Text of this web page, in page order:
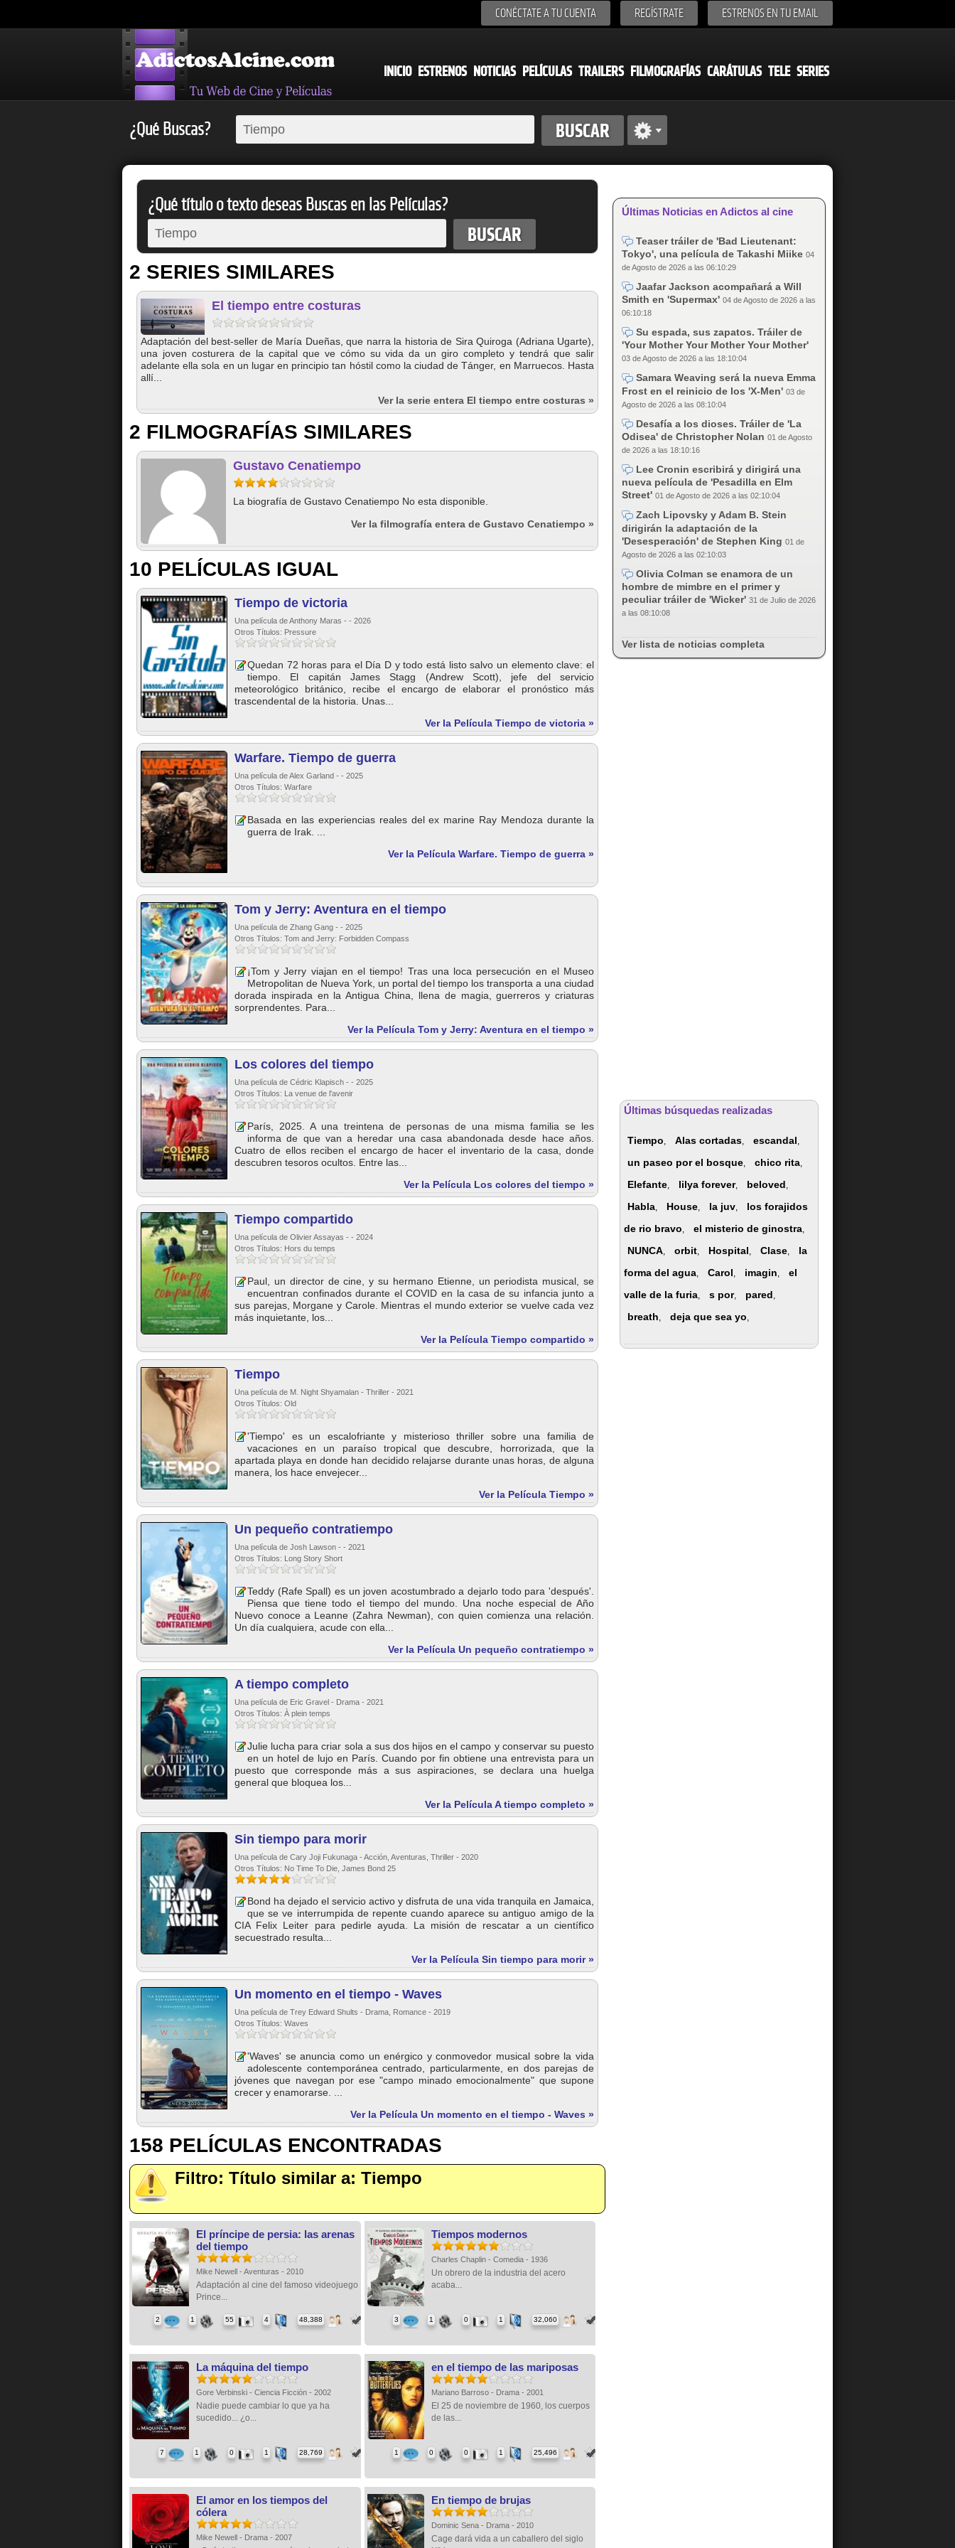
CONÉCTATE A TU CUENTA REGÍSTRATE ESTRENOS EN TU EMAIL
INICIO ESTRENOS NOTICIAS PELÍCULAS TRAILERS FILMOGRAFÍAS CARÁTULAS TELE SERIES
¿Qué Buscas?
¿Qué título o texto deseas Buscas en las Películas?
2 SERIES SIMILARES
El tiempo entre costuras
Adaptación del best-seller de María Dueñas, que narra la historia de Sira Quiroga (Adriana Ugarte),
una joven costurera de la capital que ve cómo su vida da un giro completo y tendrá que salir
adelante ella sola en un lugar en principio tan hóstil como la ciudad de Tánger, en Marruecos. Hasta
allí...
Ver la serie entera El tiempo entre costuras »
2 FILMOGRAFÍAS SIMILARES
Gustavo Cenatiempo
La biografía de Gustavo Cenatiempo No esta disponible.
Ver la filmografía entera de Gustavo Cenatiempo »
10 PELÍCULAS IGUAL
Tiempo de victoria
Una película de Anthony Maras - - 2026
Otros Títulos: Pressure
Quedan 72 horas para el Día D y todo está listo salvo un elemento clave: el
tiempo. El capitán James Stagg (Andrew Scott), jefe del servicio
meteorológico británico, recibe el encargo de elaborar el pronóstico más
trascendental de la historia. Unas...
Ver la Película Tiempo de victoria »
Warfare. Tiempo de guerra
Una película de Alex Garland - - 2025
Otros Títulos: Warfare
Basada en las experiencias reales del ex marine Ray Mendoza durante la
guerra de Irak. ...
Ver la Película Warfare. Tiempo de guerra »
Tom y Jerry: Aventura en el tiempo
Una película de Zhang Gang - - 2025
Otros Títulos: Tom and Jerry: Forbidden Compass
¡Tom y Jerry viajan en el tiempo! Tras una loca persecución en el Museo
Metropolitan de Nueva York, un portal del tiempo los transporta a una ciudad
dorada inspirada en la Antigua China, llena de magia, guerreros y criaturas
sorprendentes. Para...
Ver la Película Tom y Jerry: Aventura en el tiempo »
Los colores del tiempo
Una película de Cédric Klapisch - - 2025
Otros Títulos: La venue de l'avenir
París, 2025. A una treintena de personas de una misma familia se les
informa de que van a heredar una casa abandonada desde hace años.
Cuatro de ellos reciben el encargo de hacer el inventario de la casa, donde
descubren tesoros ocultos. Entre las...
Ver la Película Los colores del tiempo »
Tiempo compartido
Una película de Olivier Assayas - - 2024
Otros Títulos: Hors du temps
Paul, un director de cine, y su hermano Etienne, un periodista musical, se
encuentran confinados durante el COVID en la casa de su infancia junto a
sus parejas, Morgane y Carole. Mientras el mundo exterior se vuelve cada vez
más inquietante, los...
Ver la Película Tiempo compartido »
Tiempo
Una película de M. Night Shyamalan - Thriller - 2021
Otros Títulos: Old
'Tiempo' es un escalofriante y misterioso thriller sobre una familia de
vacaciones en un paraíso tropical que descubre, horrorizada, que la
apartada playa en donde han decidido relajarse durante unas horas, de alguna
manera, los hace envejecer...
Ver la Película Tiempo »
Un pequeño contratiempo
Una película de Josh Lawson - - 2021
Otros Títulos: Long Story Short
Teddy (Rafe Spall) es un joven acostumbrado a dejarlo todo para 'después'.
Piensa que tiene todo el tiempo del mundo. Una noche especial de Año
Nuevo conoce a Leanne (Zahra Newman), con quien comienza una relación.
Un día cualquiera, acude con ella...
Ver la Película Un pequeño contratiempo »
A tiempo completo
Una película de Eric Gravel - Drama - 2021
Otros Títulos: À plein temps
Julie lucha para criar sola a sus dos hijos en el campo y conservar su puesto
en un hotel de lujo en París. Cuando por fin obtiene una entrevista para un
puesto que corresponde más a sus aspiraciones, se declara una huelga
general que bloquea los...
Ver la Película A tiempo completo »
Sin tiempo para morir
Una película de Cary Joji Fukunaga - Acción, Aventuras, Thriller - 2020
Otros Títulos: No Time To Die, James Bond 25
Bond ha dejado el servicio activo y disfruta de una vida tranquila en Jamaica,
que se ve interrumpida de repente cuando aparece su antiguo amigo de la
CIA Felix Leiter para pedirle ayuda. La misión de rescatar a un científico
secuestrado resulta...
Ver la Película Sin tiempo para morir »
Un momento en el tiempo - Waves
Una película de Trey Edward Shults - Drama, Romance - 2019
Otros Títulos: Waves
'Waves' se anuncia como un enérgico y conmovedor musical sobre la vida
adolescente contemporánea centrado, particularmente, en dos parejas de
jóvenes que navegan por ese "campo minado emocionalmente" que supone
crecer y enamorarse. ...
Ver la Película Un momento en el tiempo - Waves »
158 PELÍCULAS ENCONTRADAS
Filtro: Título similar a: Tiempo
El príncipe de persia: las arenas
del tiempo
Mike Newell - Aventuras - 2010
Adaptación al cine del famoso videojuego
Prince...
2 1 55 4 48,388
Tiempos modernos
Charles Chaplin - Comedia - 1936
Un obrero de la industria del acero
acaba...
3 1 0 1 32,060
La máquina del tiempo
Gore Verbinski - Ciencia Ficción - 2002
Nadie puede cambiar lo que ya ha
sucedido... ¿o...
7 1 0 1 28,769
en el tiempo de las mariposas
Mariano Barroso - Drama - 2001
El 25 de noviembre de 1960, los cuerpos
de las...
1 0 0 1 25,496
El amor en los tiempos del
cólera
Mike Newell - Drama - 2007
En tiempo de brujas
Dominic Sena - Drama - 2010
Cage dará vida a un caballero del siglo
Últimas Noticias en Adictos al cine
Teaser tráiler de 'Bad Lieutenant:
Tokyo', una película de Takashi Miike 04
de Agosto de 2026 a las 06:10:29
Jaafar Jackson acompañará a Will
Smith en 'Supermax' 04 de Agosto de 2026 a las
06:10:18
Su espada, sus zapatos. Tráiler de
'Your Mother Your Mother Your Mother'
03 de Agosto de 2026 a las 18:10:04
Samara Weaving será la nueva Emma
Frost en el reinicio de los 'X-Men' 03 de
Agosto de 2026 a las 08:10:04
Desafía a los dioses. Tráiler de 'La
Odisea' de Christopher Nolan 01 de Agosto
de 2026 a las 18:10:16
Lee Cronin escribirá y dirigirá una
nueva película de 'Pesadilla en Elm
Street' 01 de Agosto de 2026 a las 02:10:04
Zach Lipovsky y Adam B. Stein
dirigirán la adaptación de la
'Desesperación' de Stephen King 01 de
Agosto de 2026 a las 02:10:03
Olivia Colman se enamora de un
hombre de mimbre en el primer y
peculiar tráiler de 'Wicker' 31 de Julio de 2026
a las 08:10:08
Ver lista de noticias completa
Últimas búsquedas realizadas
Tiempo, Alas cortadas, escandal,
un paseo por el bosque, chico rita,
Elefante, lilya forever, beloved,
Habla, House, la juv,
los forajidos
de rio bravo, el misterio de ginostra,
NUNCA, orbit, Hospital, Clase,
la
forma del agua, Carol, imagin,
el
valle de la furia, s por, pared,
breath, deja que sea yo,